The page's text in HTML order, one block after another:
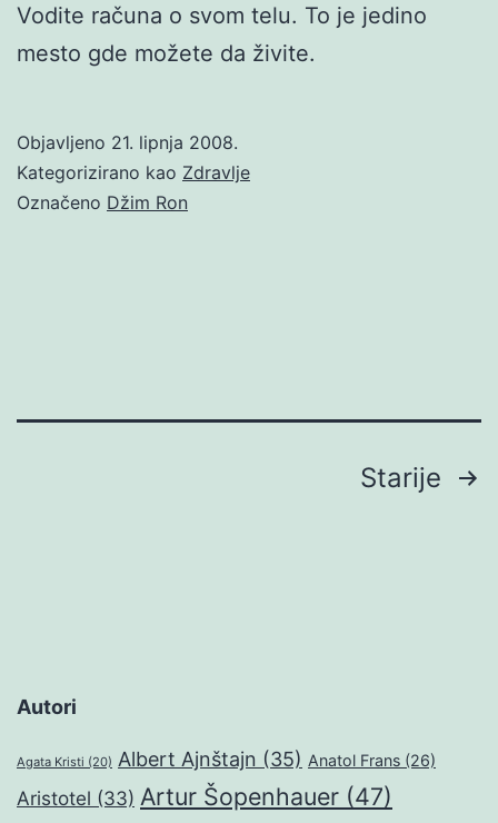
Vodite računa o svom telu. To je jedino
mesto gde možete da živite.
Objavljeno 21. lipnja 2008.
Kategorizirano kao Zdravlje
Označeno Džim Ron
Starije
Autori
Agata Kristi (20) Albert Ajnštajn (35) Anatol Frans (26)
Aristotel (33) Artur Šopenhauer (47)